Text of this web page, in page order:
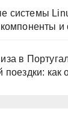
системы
в
поездки: